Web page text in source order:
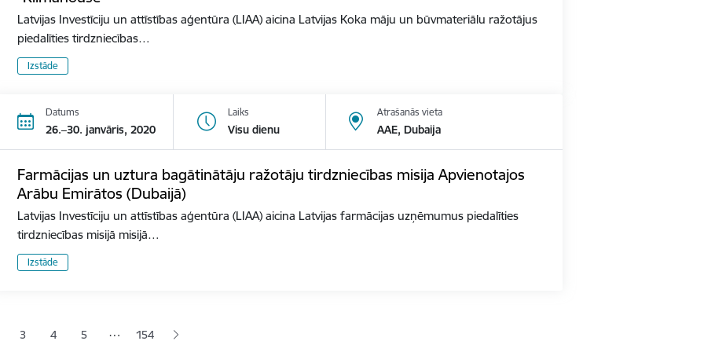
Latvijas Investīciju un attīstības aģentūra (LIAA) aicina Latvijas Koka māju un būvmateriālu ražotājus
piedalīties tirdzniecības…
Izstāde
Datums
26.–30. janvāris, 2020
Laiks
Visu dienu
Atrašanās vieta
AAE, Dubaija
Farmācijas un uztura bagātinātāju ražotāju tirdzniecības misija Apvienotajos
Arābu Emirātos (Dubaijā)
Latvijas Investīciju un attīstības aģentūra (LIAA) aicina Latvijas farmācijas uzņēmumus piedalīties
tirdzniecības misijā misijā…
Izstāde
lapaLapa
3 Lapa
4 Lapa
5 … 154